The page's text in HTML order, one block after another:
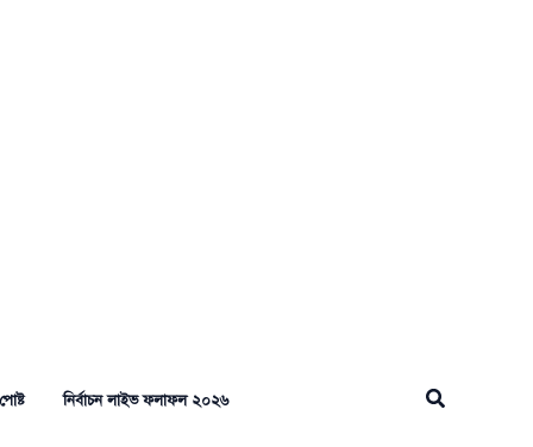
নির্বাচন লাইভ ফলাফল ২০২৬ Search